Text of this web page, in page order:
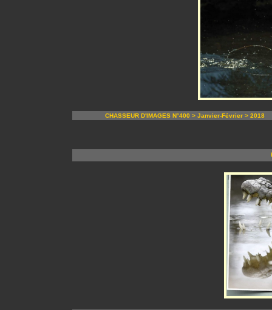
CHASSEUR D'IMAGES N°400 > Janvier-Février > 2018